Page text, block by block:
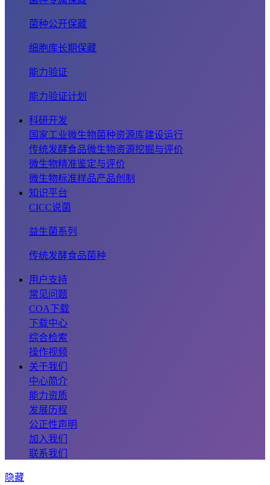
菌种公开保藏
细胞库长期保藏
能力验证
能力验证计划
科研开发
国家工业微生物菌种资源库建设运行
传统发酵食品微生物资源挖掘与评价
微生物精准鉴定与评价
微生物标准样品产品创制
知识平台
CICC说菌
益生菌系列
传统发酵食品菌种
用户支持
常见问题
COA下载
下载中心
综合检索
操作视频
关于我们
中心简介
能力资质
发展历程
公正性声明
加入我们
联系我们
隐藏